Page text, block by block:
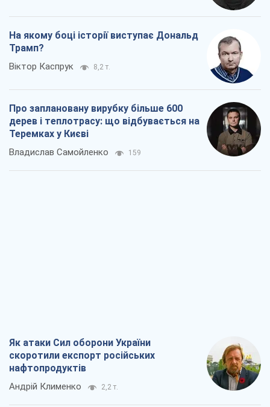
На якому боці історії виступає Дональд
Трамп?
Віктор Каспрук 8,2 т.
Про заплановану вирубку більше 600
дерев і теплотрасу: що відбувається на
Теремках у Києві
Владислав Самойленко 159
Як атаки Сил оборони України
скоротили експорт російських
нафтопродуктів
Андрій Клименко 2,2 т.